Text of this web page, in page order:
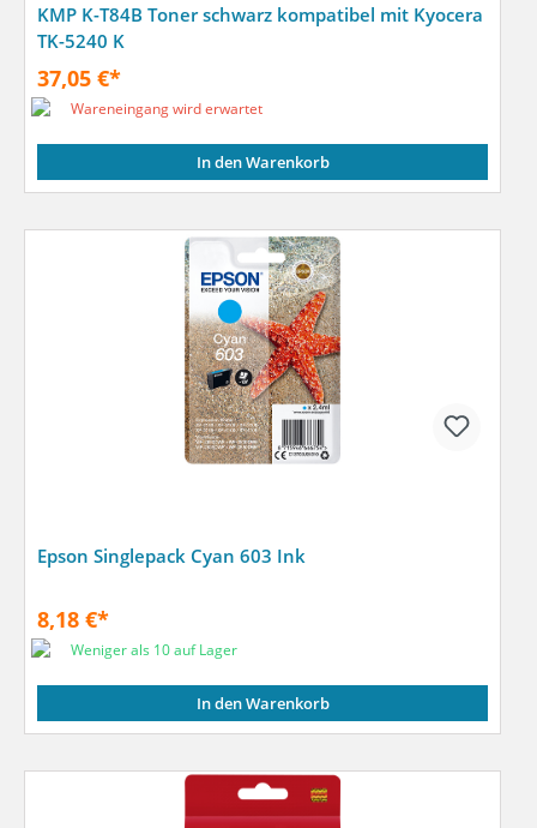
KMP K-T84B Toner schwarz kompatibel mit Kyocera
TK-5240 K
37,05 €*
Wareneingang wird erwartet
In den Warenkorb
Epson Singlepack Cyan 603 Ink
8,18 €*
Weniger als 10 auf Lager
In den Warenkorb